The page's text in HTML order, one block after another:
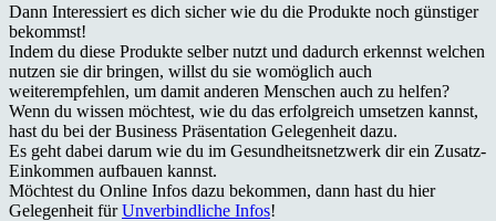
Dann Interessiert es dich sicher wie du die Produkte noch günstiger
bekommst!
Indem du diese Produkte selber nutzt und dadurch erkennst welchen
nutzen sie dir bringen, willst du sie womöglich auch
weiterempfehlen, um damit anderen Menschen auch zu helfen?
Wenn du wissen möchtest, wie du das erfolgreich umsetzen kannst,
hast du bei der Business Präsentation Gelegenheit dazu.
Es geht dabei darum wie du im Gesundheitsnetzwerk dir ein Zusatz-
Einkommen aufbauen kannst.
Möchtest du Online Infos dazu bekommen, dann hast du hier
Gelegenheit fürUnverbindliche Infos!